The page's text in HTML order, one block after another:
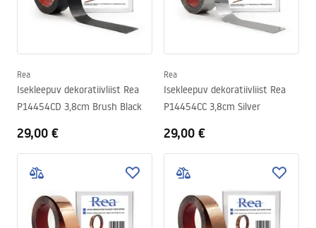
Rea
Isekleepuv dekoratiivliist Rea
P14454CD 3,8cm Brush Black
29,00 €
Rea
Isekleepuv dekoratiivliist Rea
P14454CC 3,8cm Silver
29,00 €